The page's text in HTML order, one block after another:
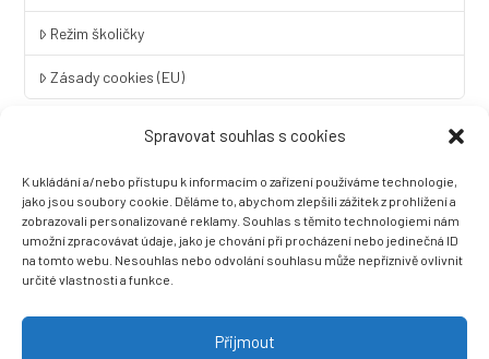
Spravovat souhlas s cookies
K ukládání a/nebo přístupu k informacím o zařízení používáme technologie,
jako jsou soubory cookie. Děláme to, abychom zlepšili zážitek z prohlížení a
zobrazovali personalizované reklamy. Souhlas s těmito technologiemi nám
umožní zpracovávat údaje, jako je chování při procházení nebo jedinečná ID
na tomto webu. Nesouhlas nebo odvolání souhlasu může nepříznivě ovlivnit
určité vlastnosti a funkce.
Přijmout
Režim školičky
Zásady cookies (EU)
LINGUA UNIVERSAL soukromá základní škola a mateřská škola
s.r.o.
Sovova 2
412 01 Litoměřice
+420 416 733 690